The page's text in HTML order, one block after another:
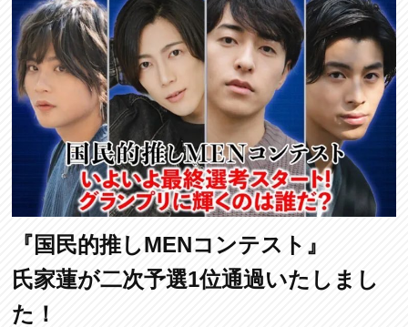
『国民的推しMENコンテスト』
氏家蓮が二次予選1位通過いたしまし
た！